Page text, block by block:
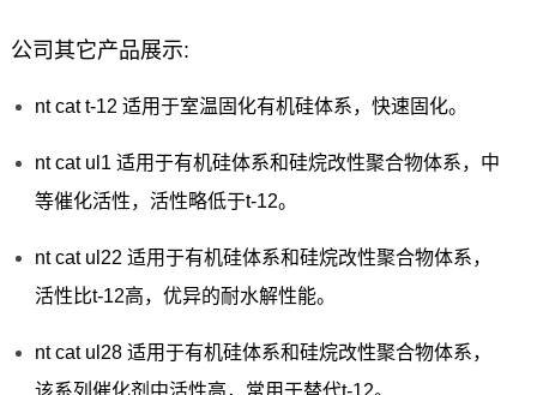
公司其它产品展示:
nt cat t-12 适用于室温固化有机硅体系，快速固化。
nt cat ul1 适用于有机硅体系和硅烷改性聚合物体系，中
等催化活性，活性略低于t-12。
nt cat ul22 适用于有机硅体系和硅烷改性聚合物体系，
活性比t-12高，优异的耐水解性能。
nt cat ul28 适用于有机硅体系和硅烷改性聚合物体系，
该系列催化剂中活性高，常用于替代t-12。